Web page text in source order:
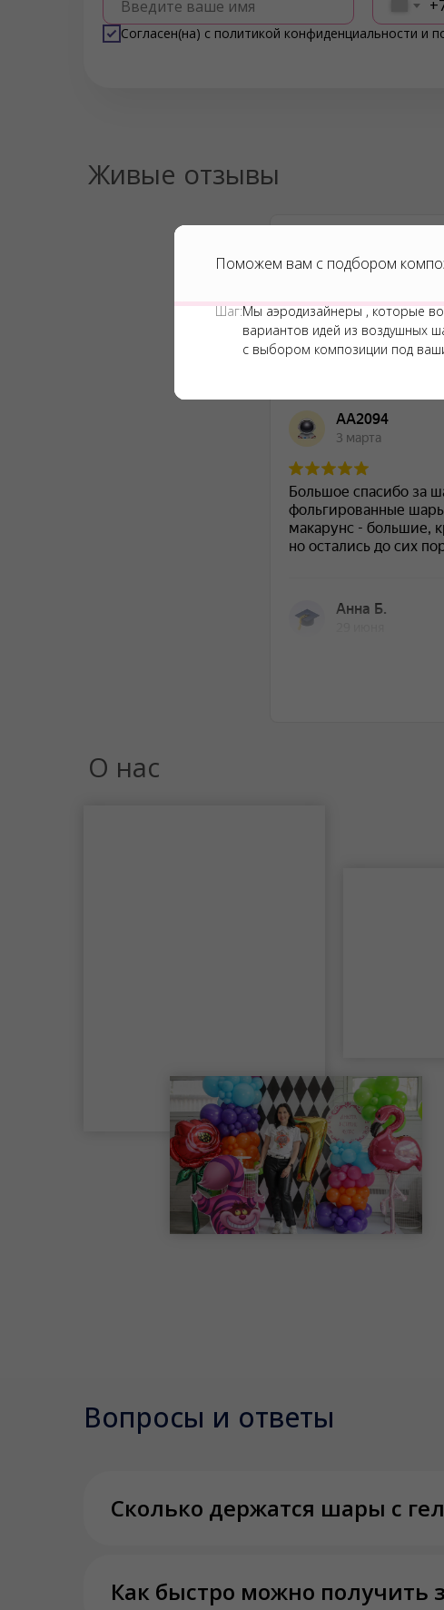
Поможем вам с подбором
Шаг:Мы аэродизайнеры , которые
вариантов идей из воздушных
с выбором композиции под
Введите ваше имя
Согласен(на) с политикой конфиденциальности и
Живые отзывы
О нас
Вопросы и ответы
Сколько держатся шары с
Как быстро можно получить